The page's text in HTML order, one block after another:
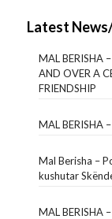
Latest
MAL BERISHA
AND OVER A
FRIENDSHIP
MAL BERISHA
Mal Berisha –
kushutar
MAL BERISHA